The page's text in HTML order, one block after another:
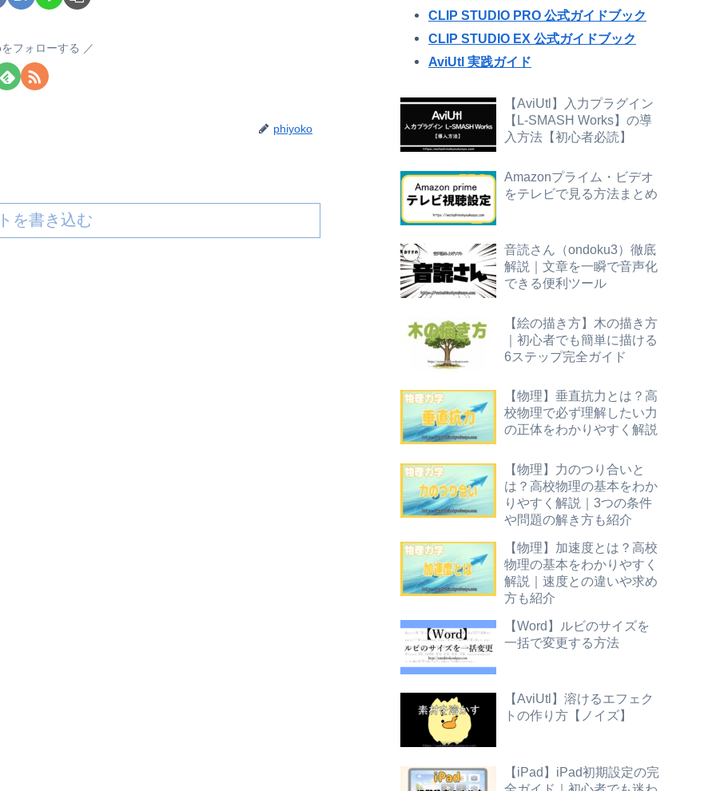
フォローする
phiyoko
を書き込む
CLIP STUDIO PRO 公式ガイドブック
CLIP STUDIO EX 公式ガイドブック
AviUtl 実践ガイド
【AviUtl】入力プラグイン
【L-SMASH Works】の導
入方法【初心者必読】
Amazonプライム・ビデオ
をテレビで見る方法まとめ
音読さん（ondoku3）徹底
解説｜文章を一瞬で音声化
できる便利ツール
【絵の描き方】木の描き方
｜初心者でも簡単に描ける
6ステップ完全ガイド
【物理】垂直抗力とは？高
校物理で必ず理解したい力
の正体をわかりやすく解説
【物理】力のつり合いと
は？高校物理の基本をわか
りやすく解説｜3つの条件
や問題の解き方も紹介
【物理】加速度とは？高校
物理の基本をわかりやすく
解説｜速度との違いや求め
方も紹介
【Word】ルビのサイズを
一括で変更する方法
【AviUtl】溶けるエフェク
トの作り方【ノイズ】
【iPad】iPad初期設定の完